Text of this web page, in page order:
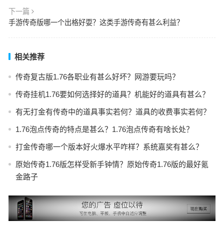
下一篇
手游传奇版哪一个出格好耍？这类手游传奇有甚么利益？
相关推荐
传奇复古版1.76各职业有甚么好坏？网游要玩吗？
传奇挂机1.76要如何选择好的道具？机能好的道具有甚么？
有无打金有传奇中的道具事实若何？道具的收费事实若何？
1.76泡点传奇的特点是甚么？1.76泡点传奇有啥长处？
打金传奇哪一个版本好火爆水平咋样？系统嘉奖有甚么？
原始传奇1.76版怎样受新手钟情？原始传奇1.76版的最好氪
金路子